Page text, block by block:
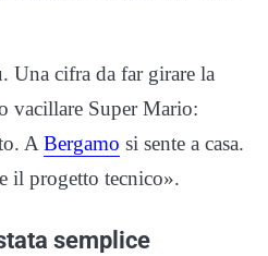
Una cifra da far girare la
vacillare Super Mario:
ABergamo si sente a casa.
il progetto tecnico».
semplice